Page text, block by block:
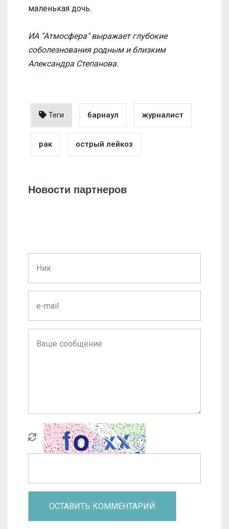
маленькая дочь.
ИА "Атмосфера" выражает глубокие
соболезнования родным и близким
Александра Степанова.
Теги барнаул журналист
рак острый лейкоз
Новости партнеров